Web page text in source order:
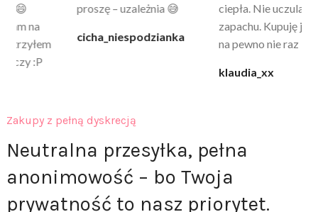
proszę – uzależnia 😅
cicha_niespodzianka
ciepła. Nie uczula, bez
zapachu. Kupuję już 3 raz i
na pewno nie raz kupie
Zakupy z pełną dyskrecją
Neutralna przesyłka, pełna
anonimowość – bo Twoja
prywatność to nasz priorytet.